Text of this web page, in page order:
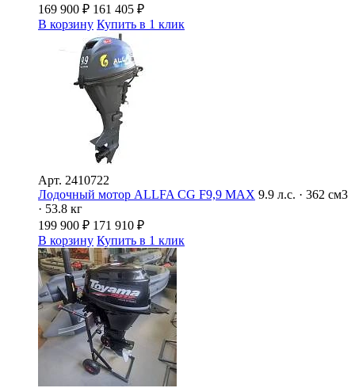
169 900 ₽ 161 405 ₽
В корзину Купить в 1 клик
Арт. 2410722
Лодочный мотор ALLFA CG F9,9 MAX 9.9 л.с. · 362 см3
· 53.8 кг
199 900 ₽ 171 910 ₽
В корзину Купить в 1 клик